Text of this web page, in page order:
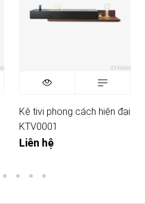
Kệ tivi phong cách hiện đại
KTV0001
Liên hệ